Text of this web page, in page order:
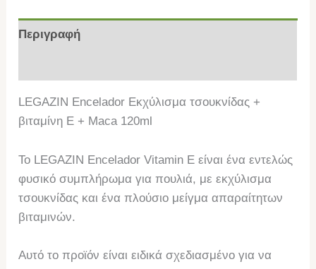
Περιγραφή
LEGAZIN Encelador Εκχύλισμα τσουκνίδας +
βιταμίνη E + Maca 120ml
Το LEGAZIN Encelador Vitamin E είναι ένα εντελώς
φυσικό συμπλήρωμα για πουλιά, με εκχύλισμα
τσουκνίδας και ένα πλούσιο μείγμα απαραίτητων
βιταμινών.
Αυτό το προϊόν είναι ειδικά σχεδιασμένο για να